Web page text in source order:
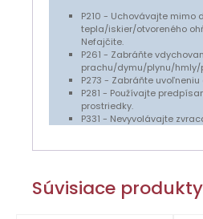
P210 - Uchovávajte mimo
tepla/iskier/otvoreného
Nefajčite.
P261 - Zabráňte
prachu/dymu/plynu/hmly/
P273 - Zabráňte
P281 - Používajte
prostriedky.
P331 - Nevyvolávajte
Súvisiace produkty